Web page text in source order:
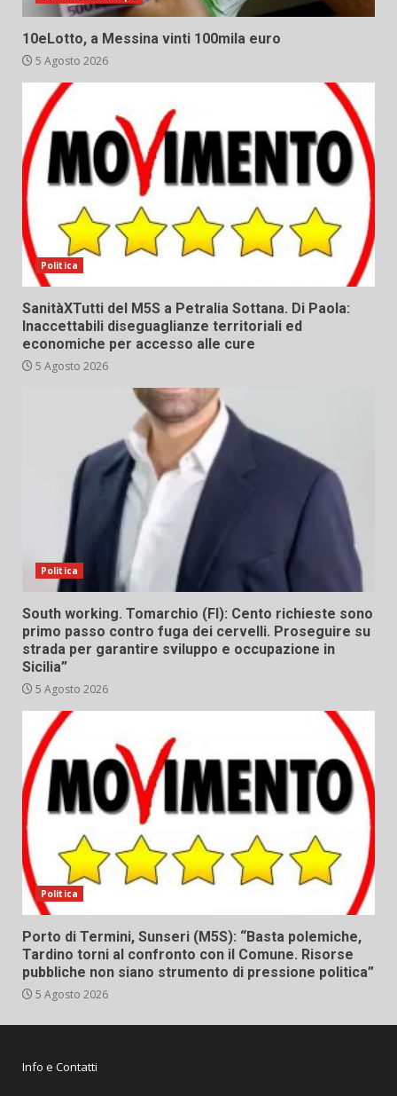
10eLotto, a Messina vinti 100mila euro
5 Agosto 2026
Politica
SanitàXTutti del M5S a Petralia Sottana. Di Paola:
Inaccettabili diseguaglianze territoriali ed
economiche per accesso alle cure
5 Agosto 2026
Politica
South working. Tomarchio (FI): Cento richieste sono
primo passo contro fuga dei cervelli. Proseguire su
strada per garantire sviluppo e occupazione in
Sicilia”
5 Agosto 2026
Politica
Porto di Termini, Sunseri (M5S): “Basta polemiche,
Tardino torni al confronto con il Comune. Risorse
pubbliche non siano strumento di pressione politica”
5 Agosto 2026
Info e Contatti